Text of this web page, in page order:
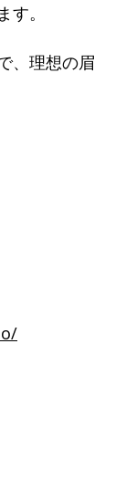
。
、理想の眉